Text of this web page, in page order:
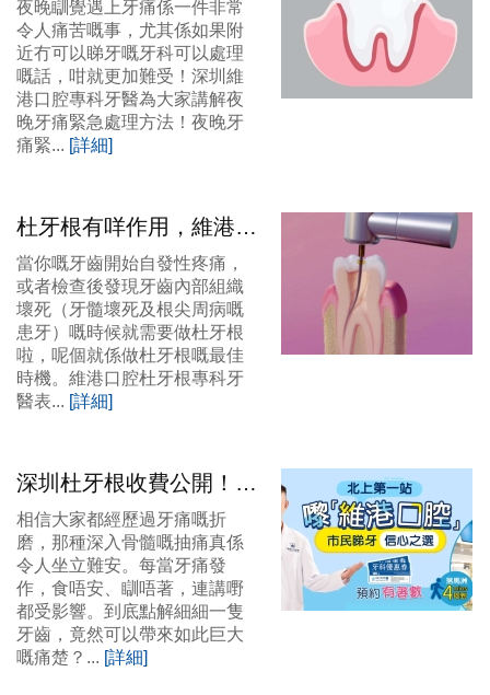
間？
夜晚瞓覺遇上牙痛係一件非常
令人痛苦嘅事，尤其係如果附
近冇可以睇牙嘅牙科可以處理
嘅話，咁就更加難受！深圳維
港口腔專科牙醫為大家講解夜
晚牙痛緊急處理方法！夜晚牙
痛緊... [詳細]
杜牙根有咩作用，維港口
腔杜牙根後要注意咩？
當你嘅牙齒開始自發性疼痛，
或者檢查後發現牙齒內部組織
壞死（牙髓壞死及根尖周病嘅
患牙）嘅時候就需要做杜牙根
啦，呢個就係做杜牙根嘅最佳
時機。維港口腔杜牙根專科牙
醫表... [詳細]
深圳杜牙根收費公開！維
港口腔專業根管治療首選
相信大家都經歷過牙痛嘅折
磨，那種深入骨髓嘅抽痛真係
令人坐立難安。每當牙痛發
作，食唔安、瞓唔著，連講嘢
都受影響。到底點解細細一隻
牙齒，竟然可以帶來如此巨大
嘅痛楚？... [詳細]